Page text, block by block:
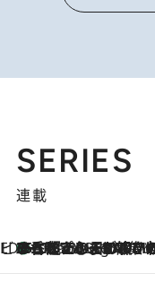
SERIES
連載
ビューティいいもの集め EDITORS' BEST
3 Hours Ago
35℃超えの日の夜、枕にひと吹き！ BAUMのルームスプレーが、ひのきの香りで心まで解きほぐす